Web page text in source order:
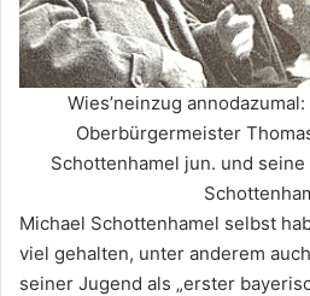
Wies’neinzug
Oberbürgermeister
Schottenhamel jun. und seine
Michael Schottenhamel selbst
viel gehalten, unter anderem
seiner Jugend als „erster